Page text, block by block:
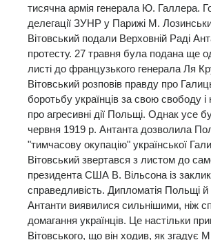
тисячна армія генерала Ю. Галлера.
делегації ЗУНР у Парижі М.
Вітовський подали Верховній Раді
протесту. 27 травня була подана ще
листі до французького генерала Ля
Вітовський розповів правду про
боротьбу українців за свою свободу і
про агресивні дії Польщі. Однак усе
червня 1919 р. Антанта дозволила
"тимчасову окупацію" української
Вітовський звертався з листом до
президента США В. Вільсона із
справедливість. Дипломатія Польщі й
Антанти виявилися сильнішими, ніж
домагання українців. Це настільки
Вітовського, що він ходив, як згадує